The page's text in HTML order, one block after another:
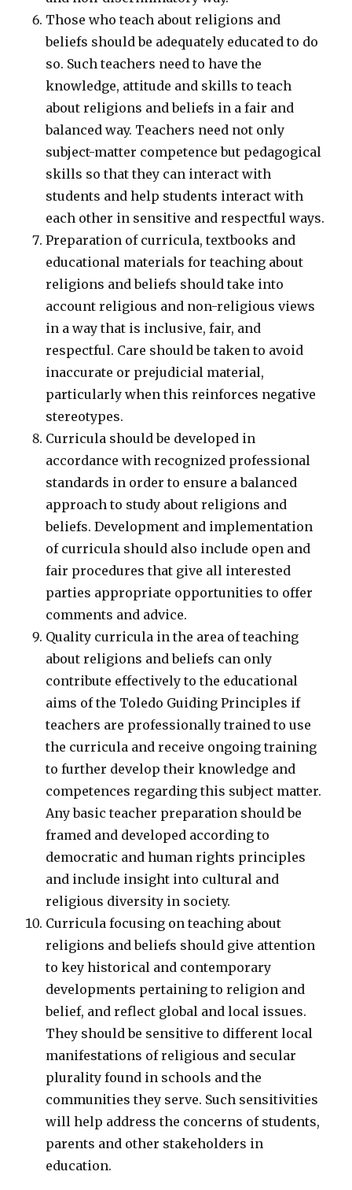
Those who teach about religions and
beliefs should be adequately educated to do
so. Such teachers need to have the
knowledge, attitude and skills to teach
about religions and beliefs in a fair and
balanced way. Teachers need not only
subject-matter competence but pedagogical
skills so that they can interact with
students and help students interact with
each other in sensitive and respectful ways.
Preparation of curricula, textbooks and
educational materials for teaching about
religions and beliefs should take into
account religious and non-religious views
in a way that is inclusive, fair, and
respectful. Care should be taken to avoid
inaccurate or prejudicial material,
particularly when this reinforces negative
stereotypes.
Curricula should be developed in
accordance with recognized professional
standards in order to ensure a balanced
approach to study about religions and
beliefs. Development and implementation
of curricula should also include open and
fair procedures that give all interested
parties appropriate opportunities to offer
comments and advice.
Quality curricula in the area of teaching
about religions and beliefs can only
contribute effectively to the educational
aims of the Toledo Guiding Principles if
teachers are professionally trained to use
the curricula and receive ongoing training
to further develop their knowledge and
competences regarding this subject matter.
Any basic teacher preparation should be
framed and developed according to
democratic and human rights principles
and include insight into cultural and
religious diversity in society.
Curricula focusing on teaching about
religions and beliefs should give attention
to key historical and contemporary
developments pertaining to religion and
belief, and reflect global and local issues.
They should be sensitive to different local
manifestations of religious and secular
plurality found in schools and the
communities they serve. Such sensitivities
will help address the concerns of students,
parents and other stakeholders in
education.